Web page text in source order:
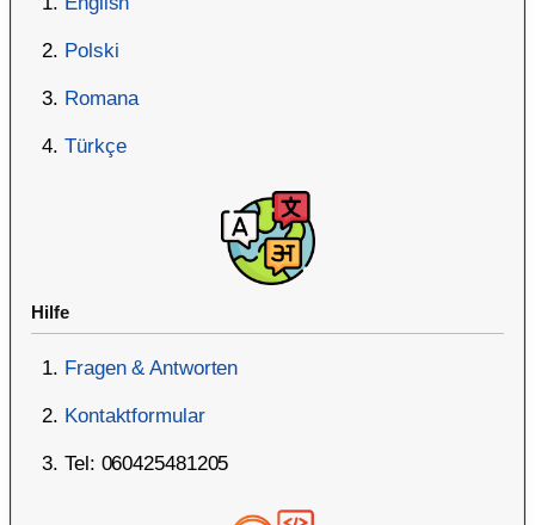
Polski
Romana
Türkçe
Hilfe
Fragen & Antworten
Kontaktformular
Tel: 060425481205